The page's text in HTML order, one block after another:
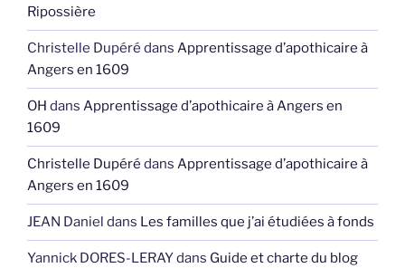
Ripossière
Christelle Dupéré dans Apprentissage d’apothicaire à
Angers en 1609
OH dans Apprentissage d’apothicaire à Angers en
1609
Christelle Dupéré dans Apprentissage d’apothicaire à
Angers en 1609
JEAN Daniel dans Les familles que j’ai étudiées à fonds
Yannick DORES-LERAYdans Guide et charte du blog